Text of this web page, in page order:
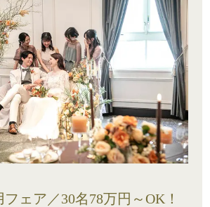
ェア／30名78万円～OK！